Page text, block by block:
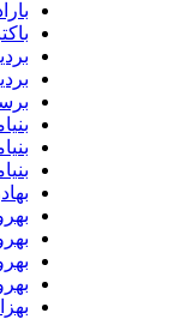
باکتری خان
بردیا مقدم
بنیامین
بنیامین
بنیامین
بهادر آذریان
بهروز
بهروز بهرام
بهروز
بهروز نقویان
بهزاد